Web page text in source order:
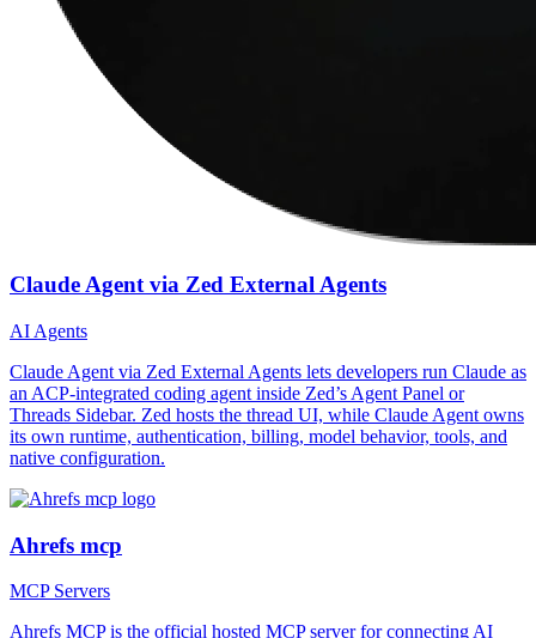
Claude Agent via Zed External Agents
AI Agents
Claude Agent via Zed External Agents lets developers run Claude as
an ACP-integrated coding agent inside Zed’s Agent Panel or
Threads Sidebar. Zed hosts the thread UI, while Claude Agent owns
its own runtime, authentication, billing, model behavior, tools, and
native configuration.
Ahrefs mcp
MCP Servers
Ahrefs MCP is the official hosted MCP server for connecting AI